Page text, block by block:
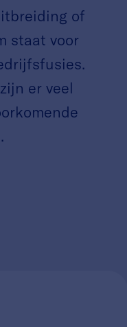
of
staat voor
er veel